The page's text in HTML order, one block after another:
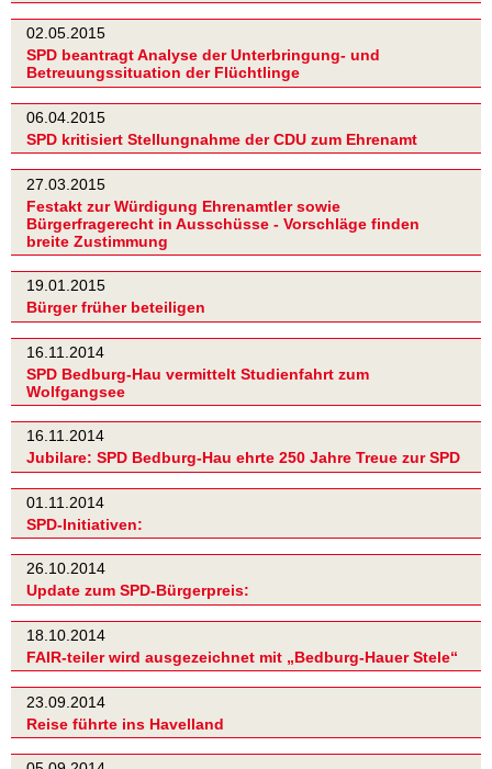
02.05.2015
SPD beantragt Analyse der Unterbringung- und
Betreuungssituation der Flüchtlinge
06.04.2015
SPD kritisiert Stellungnahme der CDU zum Ehrenamt
27.03.2015
Festakt zur Würdigung Ehrenamtler sowie
Bürgerfragerecht in Ausschüsse - Vorschläge finden
breite Zustimmung
19.01.2015
Bürger früher beteiligen
16.11.2014
SPD Bedburg-Hau vermittelt Studienfahrt zum
Wolfgangsee
16.11.2014
Jubilare: SPD Bedburg-Hau ehrte 250 Jahre Treue zur SPD
01.11.2014
SPD-Initiativen:
26.10.2014
Update zum SPD-Bürgerpreis:
18.10.2014
FAIR-teiler wird ausgezeichnet mit „Bedburg-Hauer Stele“
23.09.2014
Reise führte ins Havelland